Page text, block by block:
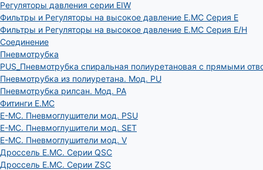
Регуляторы давления серии EIW
Фильтры и Регуляторы на высокое давление E.MC Серия E
Фильтры и Регуляторы на высокое давление E.MC Серия E/H
Соединение
Пневмотрубка
PUS_Пневмотрубка спиральная полиуретановая с прямыми
Пневмотрубка из полиуретана. Мод. РU
Пневмотрубка рилсан. Мод. PA
Фитинги E.MC
E-MC. Пневмоглушители мод. PSU
E-MC. Пневмоглушители мод. SET
E-MC. Пневмоглушители мод. V
Дроссель E.MC. Серии QSC
Дроссель E.MC. Серии ZSC